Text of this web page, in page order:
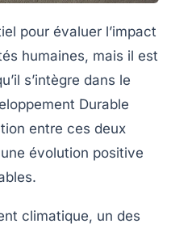
pour évaluer l’impact
humaines, mais il est
s’intègre dans le
Durable
entre ces deux
évolution positive
climatique, un des